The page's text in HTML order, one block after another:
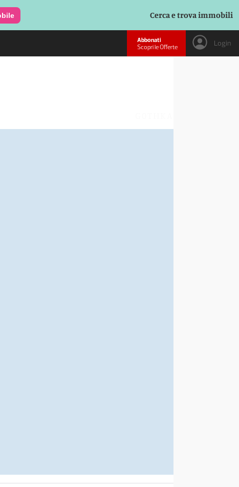
Cerca e trova immobili
Abbonati
Scopri le Offerte
Login